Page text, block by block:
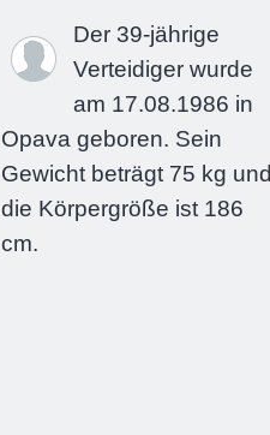
Der 39-jährige
Verteidiger wurde
am 17.08.1986 in
Opava geboren. Sein
Gewicht beträgt 75 kg und
die Körpergröße ist 186
cm.